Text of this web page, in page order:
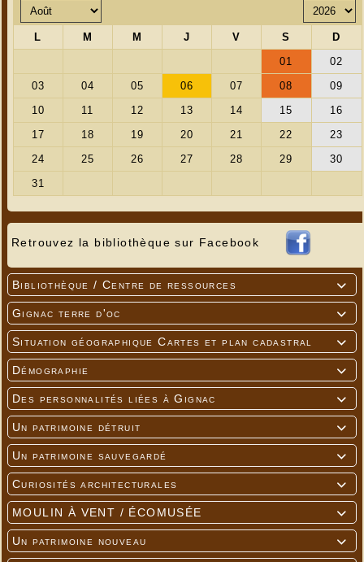
Retrouvez la bibliothèque sur Facebook

Bibliothèque / Centre de ressources

Gignac terre d'oc

Situation géographique Cartes et plan cadastral

Démographie

Des personnalités liées à Gignac

Un patrimoine détruit

Un patrimoine sauvegardé

Curiosités architecturales

MOULIN À VENT / ÉCOMUSÉE

Un patrimoine nouveau